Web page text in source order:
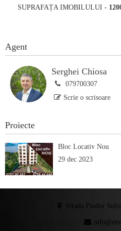
SUPRAFAȚA IMOBILULUI -
Agent
Serghei Chiosa
079700307
Scrie o scrisoare
Proiecte
Bloc Locativ Nou
29 dec 2023
Strada Fiodor